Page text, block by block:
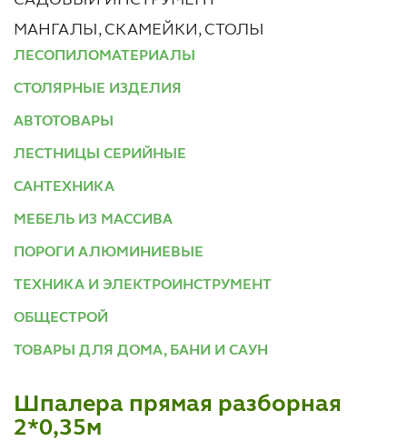
МАНГАЛЫ, СКАМЕЙКИ, СТОЛЫ
ЛЕСОПИЛОМАТЕРИАЛЫ
СТОЛЯРНЫЕ ИЗДЕЛИЯ
АВТОТОВАРЫ
ЛЕСТНИЦЫ СЕРИЙНЫЕ
САНТЕХНИКА
МЕБЕЛЬ ИЗ МАССИВА
ПОРОГИ АЛЮМИНИЕВЫЕ
ТЕХНИКА И ЭЛЕКТРОИНСТРУМЕНТ
ОБЩЕСТРОЙ
ТОВАРЫ ДЛЯ ДОМА, БАНИ И САУН
Шпалера прямая разборная
2*0,35м